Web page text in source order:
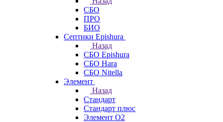
СБО
ПРО
БИО
Септики Epishura
Назад
СБО Epishura
СБО Hara
СБО Nitella
Элемент
Назад
Стандарт
Стандарт плюс
Элемент О2